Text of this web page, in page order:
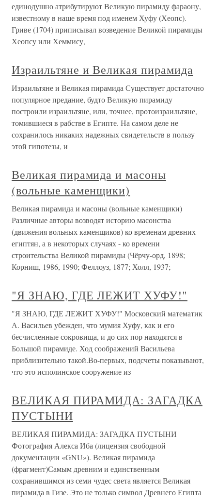
единодушно атрибутируют Великую пирамиду фараону,
известному в наше время под именем Хуфу (Хеопс).
Гриве (1704) приписывал возведение Великой пирамиды
Хеопсу или Хеммису,
Израильтяне и Великая пирамида
Израильтяне и Великая пирамида Существует достаточно
популярное предание, будто Великую пирамиду
построили израильтяне, или, точнее, протоизраильтяне,
томившиеся в рабстве в Египте. На самом деле не
сохранилось никаких надежных свидетельств в пользу
этой гипотезы, и
Великая пирамида и масоны
(вольные каменщики)
Великая пирамида и масоны (вольные каменщики)
Различные авторы возводят историю масонства
(движения вольных каменщиков) ко временам древних
египтян, а в некоторых случаях - ко времени
строительства Великой пирамиды (Чёрчу-орд, 1898;
Корниш, 1986, 1990; Феллоуз, 1877; Холл, 1937;
"Я ЗНАЮ, ГДЕ ЛЕЖИТ ХУФУ!"
"Я ЗНАЮ, ГДЕ ЛЕЖИТ ХУФУ!" Московский математик
А. Васильев убежден, что мумия Хуфу, как и его
бесчисленные сокровища, и до сих пор находятся в
Большой пирамиде. Ход соображений Васильева
приблизительно такой.Во-первых, подсчеты показывают,
что это исполинское сооружение из
ВЕЛИКАЯ ПИРАМИДА: ЗАГАДКА
ПУСТЫНИ
ВЕЛИКАЯ ПИРАМИДА: ЗАГАДКА ПУСТЫНИ
Фотография Алекса Иба (лицензия свободной
документации «GNU»). Великая пирамида
(фрагмент)Самым древним и единственным
сохранившимся из семи чудес света является Великая
пирамида в Гизе. Это не только символ Древнего Египта